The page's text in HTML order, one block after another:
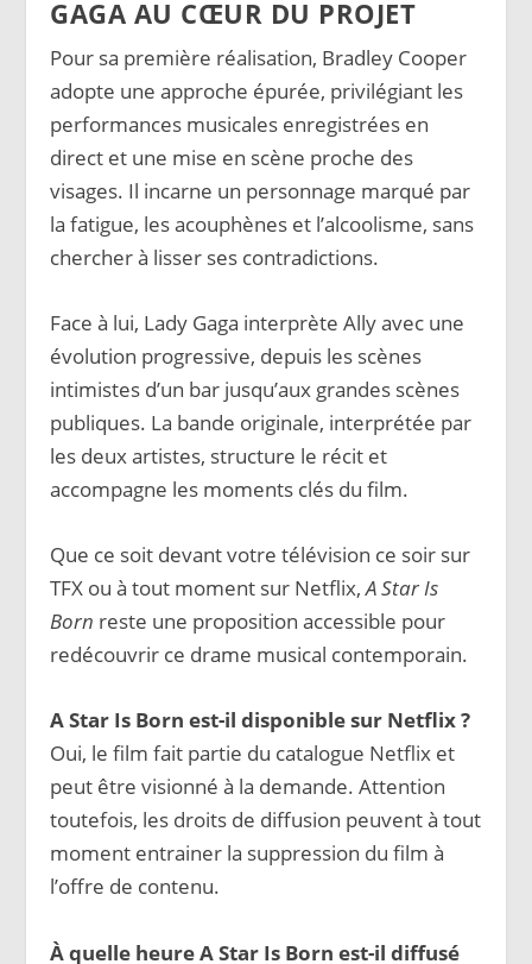
GAGA AU CŒUR DU PROJET
Pour sa première réalisation, Bradley Cooper
adopte une approche épurée, privilégiant les
performances musicales enregistrées en
direct et une mise en scène proche des
visages. Il incarne un personnage marqué par
la fatigue, les acouphènes et l’alcoolisme, sans
chercher à lisser ses contradictions.
Face à lui, Lady Gaga interprète Ally avec une
évolution progressive, depuis les scènes
intimistes d’un bar jusqu’aux grandes scènes
publiques. La bande originale, interprétée par
les deux artistes, structure le récit et
accompagne les moments clés du film.
Que ce soit devant votre télévision ce soir sur
TFX ou à tout moment sur Netflix,A Star Is
Born reste une proposition accessible pour
redécouvrir ce drame musical contemporain.
A Star Is Born est-il disponible sur Netflix ?
Oui, le film fait partie du catalogue Netflix et
peut être visionné à la demande. Attention
toutefois, les droits de diffusion peuvent à tout
moment entrainer la suppression du film à
l’offre de contenu.
À quelle heure A Star Is Born est-il diffusé